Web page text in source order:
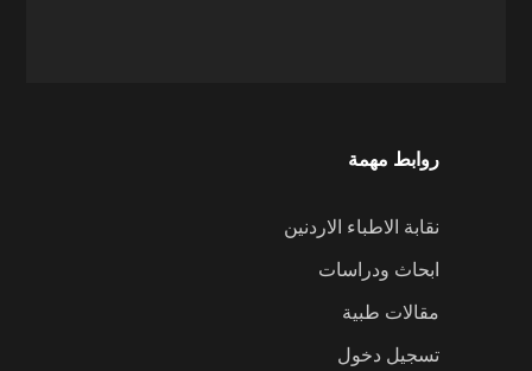
روابط مهمة
نقابة الاطباء الاردنين
ابحاث ودراسات
مقالات طبية
تسجيل دخول